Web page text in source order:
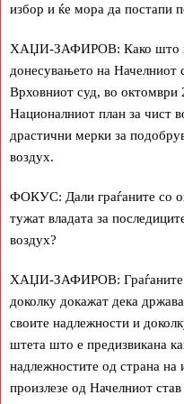
избор и ќе мора да постапи
ХАЏИ-ЗАФИРОВ: Како што
донесувањето на Начелниот
Врховниот суд, во октомври
Националниот план за чист
драстични мерки за
воздух.
ФОКУС: Дали граѓаните со
тужат владата за
воздух?
ХАЏИ-ЗАФИРОВ: Граѓаните
доколку докажат дека
своите надлежности и
штета што е предизвикана
надлежностите од страна
произлезе од Начелниот